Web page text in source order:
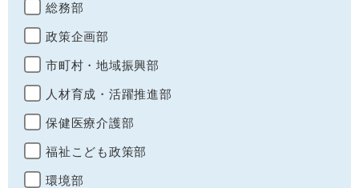
総務部
政策企画部
市町村・地域振興部
人材育成・活躍推進部
保健医療介護部
福祉こども政策部
環境部